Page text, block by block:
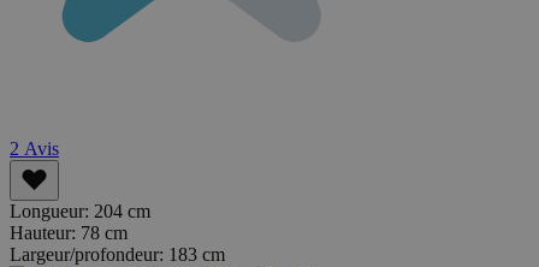
2 Avis
Longueur: 204 cm
Hauteur: 78 cm
Largeur/profondeur: 183 cm